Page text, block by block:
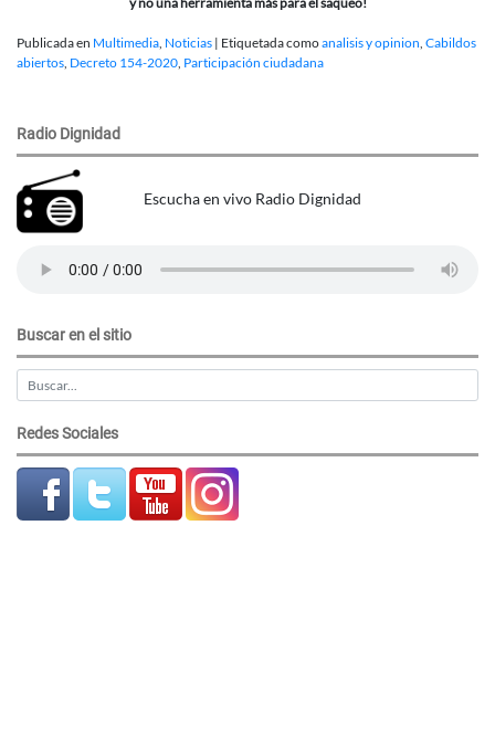
Publicada en Multimedia, Noticias | Etiquetada comoanalisis y opinion, Cabildos
abiertos, Decreto 154-2020, Participación ciudadana
Radio Dignidad
Escucha en vivo Radio Dignidad
Buscar en el sitio
Redes Sociales